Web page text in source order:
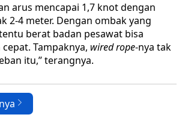
arus mencapai 1,7 knot dengan
2-4 meter. Dengan ombak yang
berat badan pesawat bisa
Tampaknya, wiredrope-nya tak
itu,’’ terangnya.